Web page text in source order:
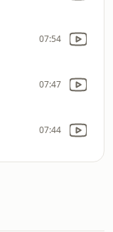
07:54
07:47
07:44